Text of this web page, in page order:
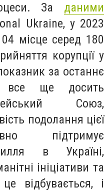
За даними
Ukraine, у 2023
місце серед 180
корупції у
за останнє
все ще досить
Союз,
подолання цієї
підтримує
в Україні,
ініціативи та
відбувається, і